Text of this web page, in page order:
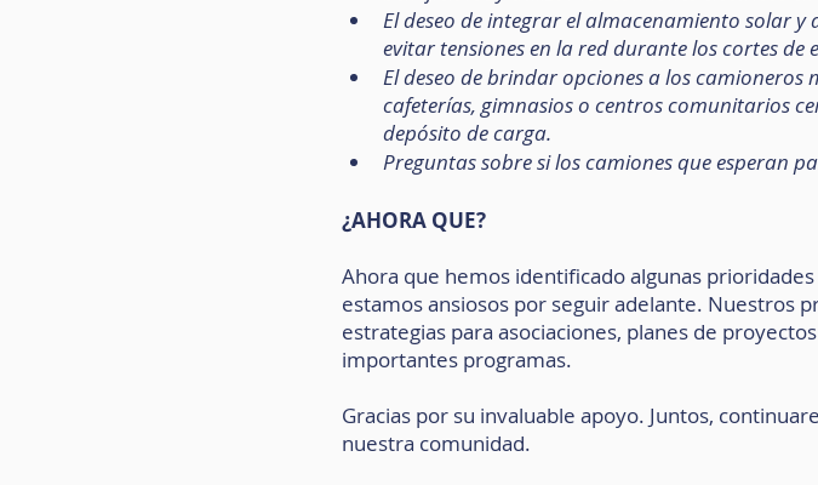
El deseo de integrar el almacenamiento solar
evitar tensiones en la red durante los cortes de
El deseo de brindar opciones a los
cafeterías, gimnasios o centros comunitarios
depósito de carga.
Preguntas sobre si los camiones que esperan
¿AHORA QUE?
Ahora que hemos identificado algunas
estamos ansiosos por seguir adelante. Nuestros
estrategias para asociaciones, planes de
importantes programas.
Gracias por su invaluable apoyo. Juntos,
nuestra comunidad.